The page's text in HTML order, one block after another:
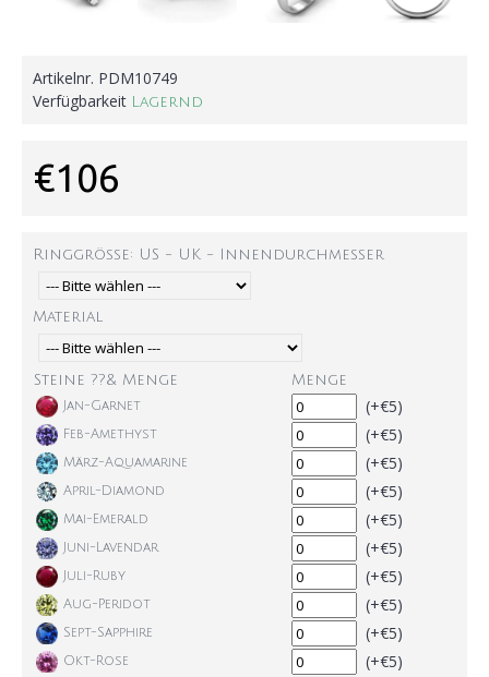
Artikelnr. PDM10749
Verfügbarkeit
Lagernd
€106
Ringgröße: US - UK - Innendurchmesser
Material
Steine ??& Menge Menge
Jan-Garnet (+€5)
Feb-Amethyst (+€5)
März-Aquamarine (+€5)
April-Diamond (+€5)
Mai-Emerald (+€5)
Juni-Lavendar (+€5)
Juli-Ruby (+€5)
Aug-Peridot (+€5)
Sept-Sapphire (+€5)
Okt-Rose (+€5)